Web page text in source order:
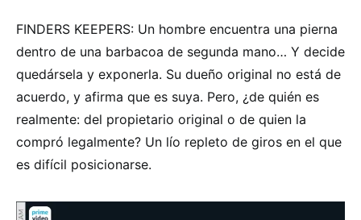
FINDERS KEEPERS: Un hombre encuentra una pierna
dentro de una barbacoa de segunda mano… Y decide
quedársela y exponerla. Su dueño original no está de
acuerdo, y afirma que es suya. Pero, ¿de quién es
realmente: del propietario original o de quien la
compró legalmente? Un lío repleto de giros en el que
es difícil posicionarse.